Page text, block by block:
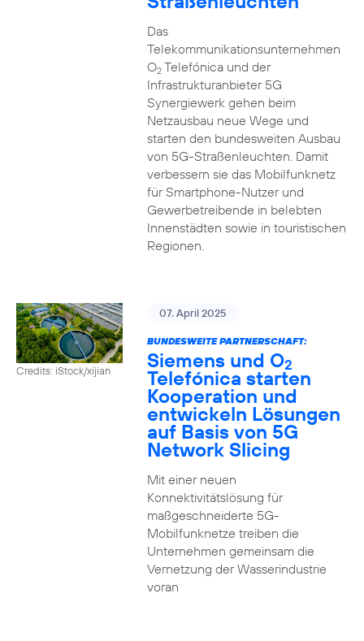
Das
Telekommunikationsunternehmen
O2Telefónica und der
Infrastrukturanbieter 5G
Synergiewerk gehen beim
Netzausbau neue Wege und
starten den bundesweiten Ausbau
von 5G-Straßenleuchten. Damit
verbessern sie das Mobilfunknetz
für Smartphone-Nutzer und
Gewerbetreibende in belebten
Innenstädten sowie in touristischen
Regionen.
Credits: iStock/xijian
07. April 2025
BUNDESWEITE PARTNERSCHAFT:
Siemens und O2
Telefónica starten
Kooperation und
entwickeln Lösungen
auf Basis von 5G
Network Slicing
Mit einer neuen
Konnektivitätslösung für
maßgeschneiderte 5G-
Mobilfunknetze treiben die
Unternehmen gemeinsam die
Vernetzung der Wasserindustrie
voran